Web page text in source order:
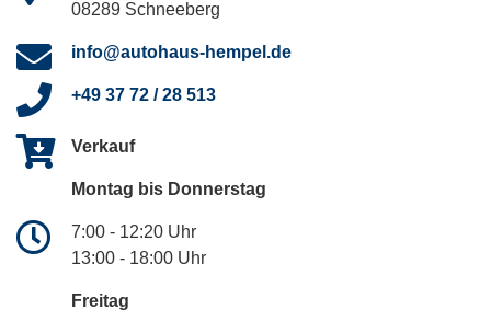
08289 Schneeberg
info@autohaus-hempel.de
+49 37 72 / 28 513
Verkauf
Montag bis Donnerstag
7:00 - 12:20 Uhr
13:00 - 18:00 Uhr
Freitag